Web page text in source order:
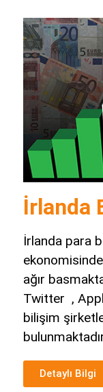
İrlanda
İrlanda para
ağır
Twitter ,
bilişim
Detaylı Bilgi